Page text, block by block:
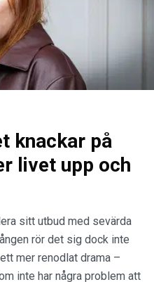
knackar på
livet upp och
sitt utbud med sevärda
rör det sig dock inte
mer renodlat drama –
inte har några problem att